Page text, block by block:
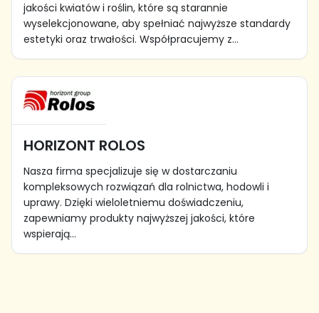
jakości kwiatów i roślin, które są starannie
wyselekcjonowane, aby spełniać najwyższe standardy
estetyki oraz trwałości. Współpracujemy z...
HORIZONT ROLOS
Nasza firma specjalizuje się w dostarczaniu
kompleksowych rozwiązań dla rolnictwa, hodowli i
uprawy. Dzięki wieloletniemu doświadczeniu,
zapewniamy produkty najwyższej jakości, które
wspierają...